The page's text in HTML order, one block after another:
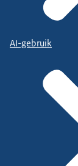
AI-gebruik